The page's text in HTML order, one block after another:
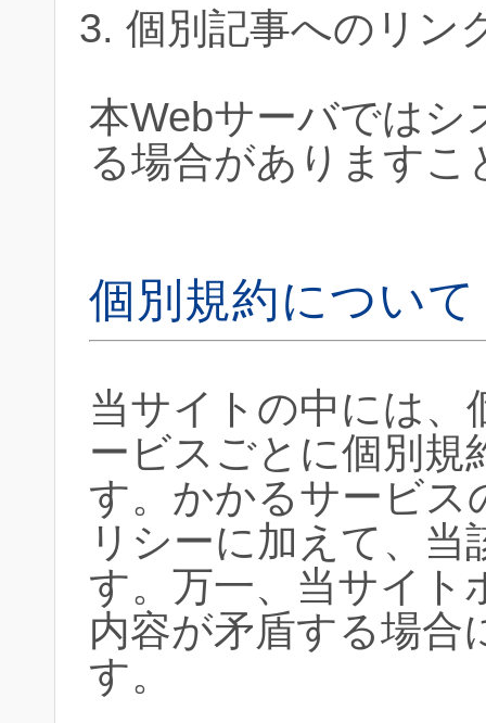
個別記事へのリン
本Webサーバではシ
る場合がありますこ
個別規約について
当サイトの中には、
ービスごとに個別規
す。かかるサービス
リシーに加えて、
す。万一、当サイト
内容が矛盾する場合
す。